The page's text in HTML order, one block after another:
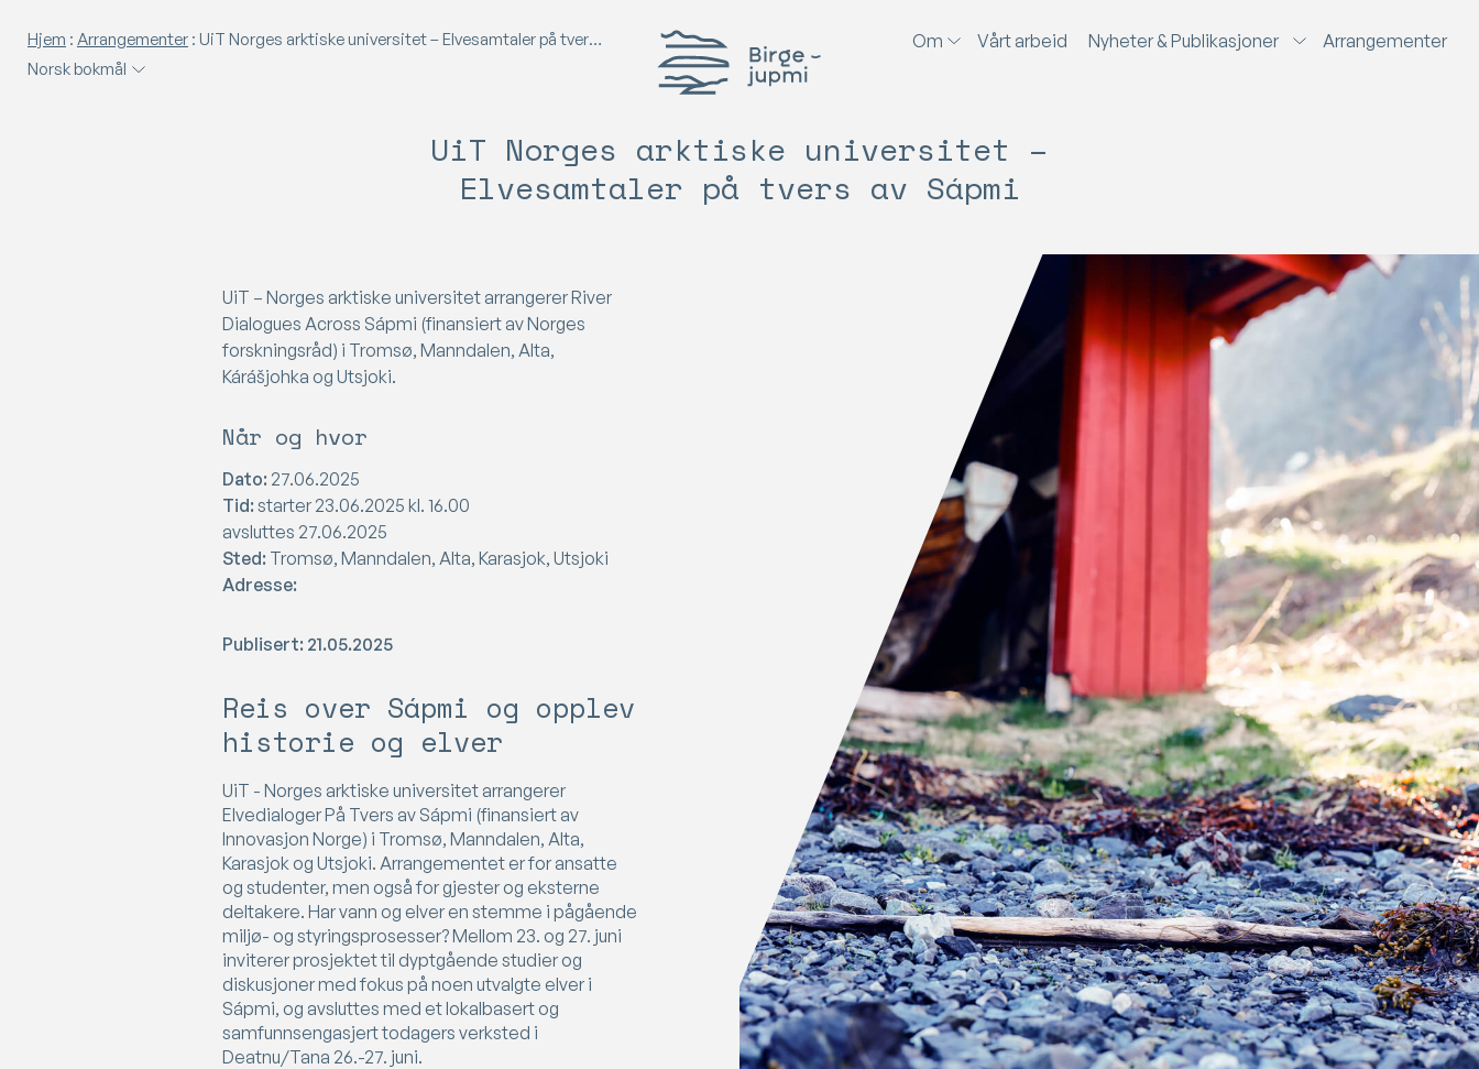
Hjem : Arrangementer : UiT Norges arktiske universitet – Elvesamtaler på tvers av Sápmi
Norsk bokmål
Birgejupmi Om Vårt arbeid Nyheter &Publikasjoner Arrangementer
UiT Norges arktiske universitet –
Elvesamtaler på tvers av Sápmi
UiT – Norges arktiske universitet arrangerer River
Dialogues Across Sápmi (finansiert av Norges
forskningsråd) i Tromsø, Manndalen, Alta,
Kárášjohka og Utsjoki.
Når og hvor
Dato: 27.06.2025
Tid: starter 23.06.2025 kl. 16.00
avsluttes 27.06.2025
Sted: Tromsø, Manndalen, Alta, Karasjok, Utsjoki
Adresse:
Publisert: 21.05.2025
Reis over Sápmi og opplev
historie og elver
UiT - Norges arktiske universitet arrangerer
Elvedialoger På Tvers av Sápmi (finansiert av
Innovasjon Norge) i Tromsø, Manndalen, Alta,
Karasjok og Utsjoki. Arrangementet er for ansatte
og studenter, men også for gjester og eksterne
deltakere. Har vann og elver en stemme i pågående
miljø- og styringsprosesser? Mellom 23. og 27. juni
inviterer prosjektet til dyptgående studier og
diskusjoner med fokus på noen utvalgte elver i
Sápmi, og avsluttes med et lokalbasert og
samfunnsengasjert todagers verksted i
Deatnu/Tana 26.-27. juni.